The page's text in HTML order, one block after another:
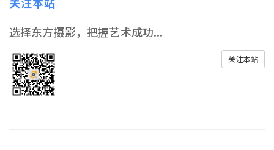
选择东方摄影，把握艺术成功...
关注本站